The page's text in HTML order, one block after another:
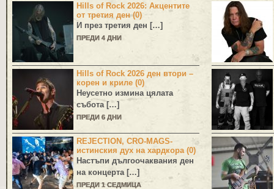
Hills of Rock 2026: Акцентите
от третия ден (0)
И през третия ден […]
ПРЕДИ 4 ДНИ
Hills of Rock 2026 ден втори –
корен и криле (0)
Неусетно измина цялата
събота […]
ПРЕДИ 6 ДНИ
REJECTION, CRO-MAGS-
истинския дух на хардкора (0)
Настъпи дългоочаквания ден
на концерта […]
ПРЕДИ 1 СЕДМИЦА